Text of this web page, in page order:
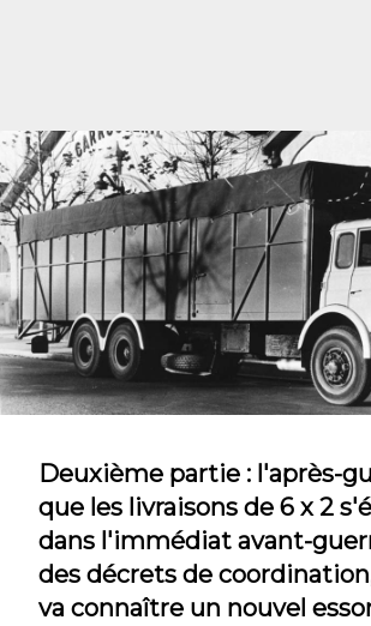
Deuxième partie : l'après-
que les livraisons de 6 x 2
dans l'immédiat avant-
des décrets de
va connaître un nouvel